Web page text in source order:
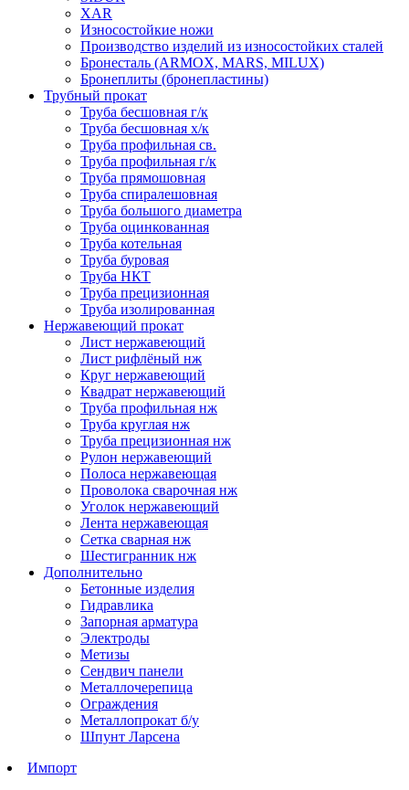
XAR
Износостойкие ножи
Производство изделий из износостойких сталей
Бронесталь (ARMOX, MARS, MILUX)
Бронеплиты (бронепластины)
Трубный прокат
Труба бесшовная г/к
Труба бесшовная х/к
Труба профильная св.
Труба профильная г/к
Труба прямошовная
Труба спиралешовная
Труба большого диаметра
Труба оцинкованная
Труба котельная
Труба буровая
Труба НКТ
Труба прецизионная
Труба изолированная
Нержавеющий прокат
Лист нержавеющий
Лист рифлёный нж
Круг нержавеющий
Квадрат нержавеющий
Труба профильная нж
Труба круглая нж
Труба прецизионная нж
Рулон нержавеющий
Полоса нержавеющая
Проволока сварочная нж
Уголок нержавеющий
Лента нержавеющая
Сетка сварная нж
Шестигранник нж
Дополнительно
Бетонные изделия
Гидравлика
Запорная арматура
Электроды
Метизы
Сендвич панели
Металлочерепица
Ограждения
Металлопрокат б/у
Шпунт Ларсена
Импорт